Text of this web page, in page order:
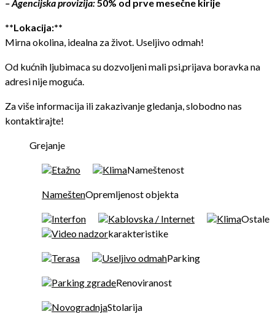
– Agencijska provizija:50% od prve mesečne kirije
**Lokacija:**
Mirna okolina, idealna za život. Useljivo odmah!
Od kućnih ljubimaca su dozvoljeni mali psi,prijava boravka na
adresi nije moguća.
Za više informacija ili zakazivanje gledanja, slobodno nas
kontaktirajte!
Grejanje
Etažno KlimaNameštenost
NameštenOpremljenost objekta
Interfon Kablovska / Internet
Klima
Video nadzor
Ostale
karakteristike
Terasa Useljivo odmahParking
Parking zgradeRenoviranost
NovogradnjaStolarija